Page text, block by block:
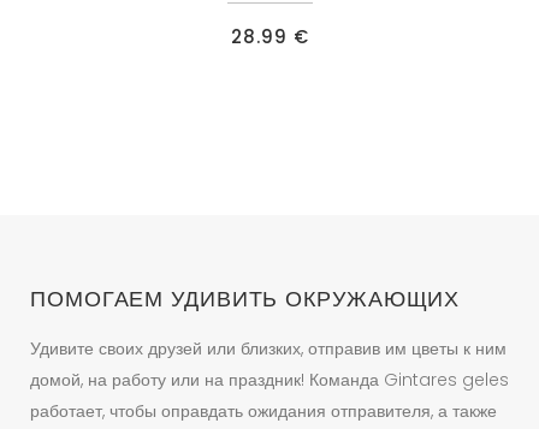
28.99 €
ПОМОГАЕМ УДИВИТЬ ОКРУЖАЮЩИХ
Удивите своих друзей или близких, отправив им цветы к ним
домой, на работу или на праздник! Команда Gintares geles
работает, чтобы оправдать ожидания отправителя, а также